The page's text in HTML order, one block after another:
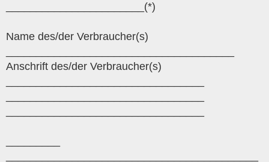
_______________________(*)
Name des/der Verbraucher(s)
Anschrift des/der Verbraucher(s)